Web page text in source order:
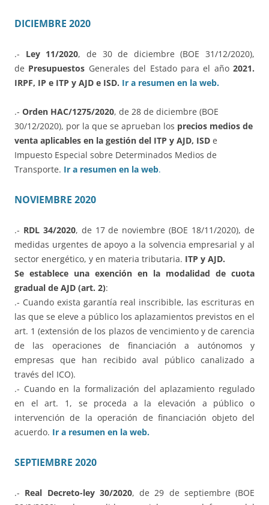
DICIEMBRE 2020
.- Ley 11/2020, de 30 de diciembre (BOE 31/12/2020),
de Presupuestos Generales del Estado para el año 2021.
IRPF, IP e ITP y AJD e ISD. Ir a resumen en la web.
.- Orden HAC/1275/2020, de 28 de diciembre (BOE
30/12/2020), por la que se aprueban los precios medios de
venta aplicables en la gestión del ITP y AJD, ISD e
Impuesto Especial sobre Determinados Medios de
Transporte. Ir a resumen en la web.
NOVIEMBRE 2020
.- RDL 34/2020, de 17 de noviembre (BOE 18/11/2020), de
medidas urgentes de apoyo a la solvencia empresarial y al
sector energético, y en materia tributaria. ITP y AJD.
Se establece una exención en la modalidad de cuota
gradual de AJD (art. 2):
.- Cuando exista garantía real inscribible, las escrituras en
las que se eleve a público los aplazamientos previstos en el
art. 1 (extensión de los plazos de vencimiento y de carencia
de las operaciones de financiación a autónomos y
empresas que han recibido aval público canalizado a
través del ICO).
.- Cuando en la formalización del aplazamiento regulado
en el art. 1, se proceda a la elevación a público o
intervención de la operación de financiación objeto del
acuerdo. Ir a resumen en la web.
SEPTIEMBRE 2020
.- Real Decreto-ley 30/2020, de 29 de septiembre (BOE